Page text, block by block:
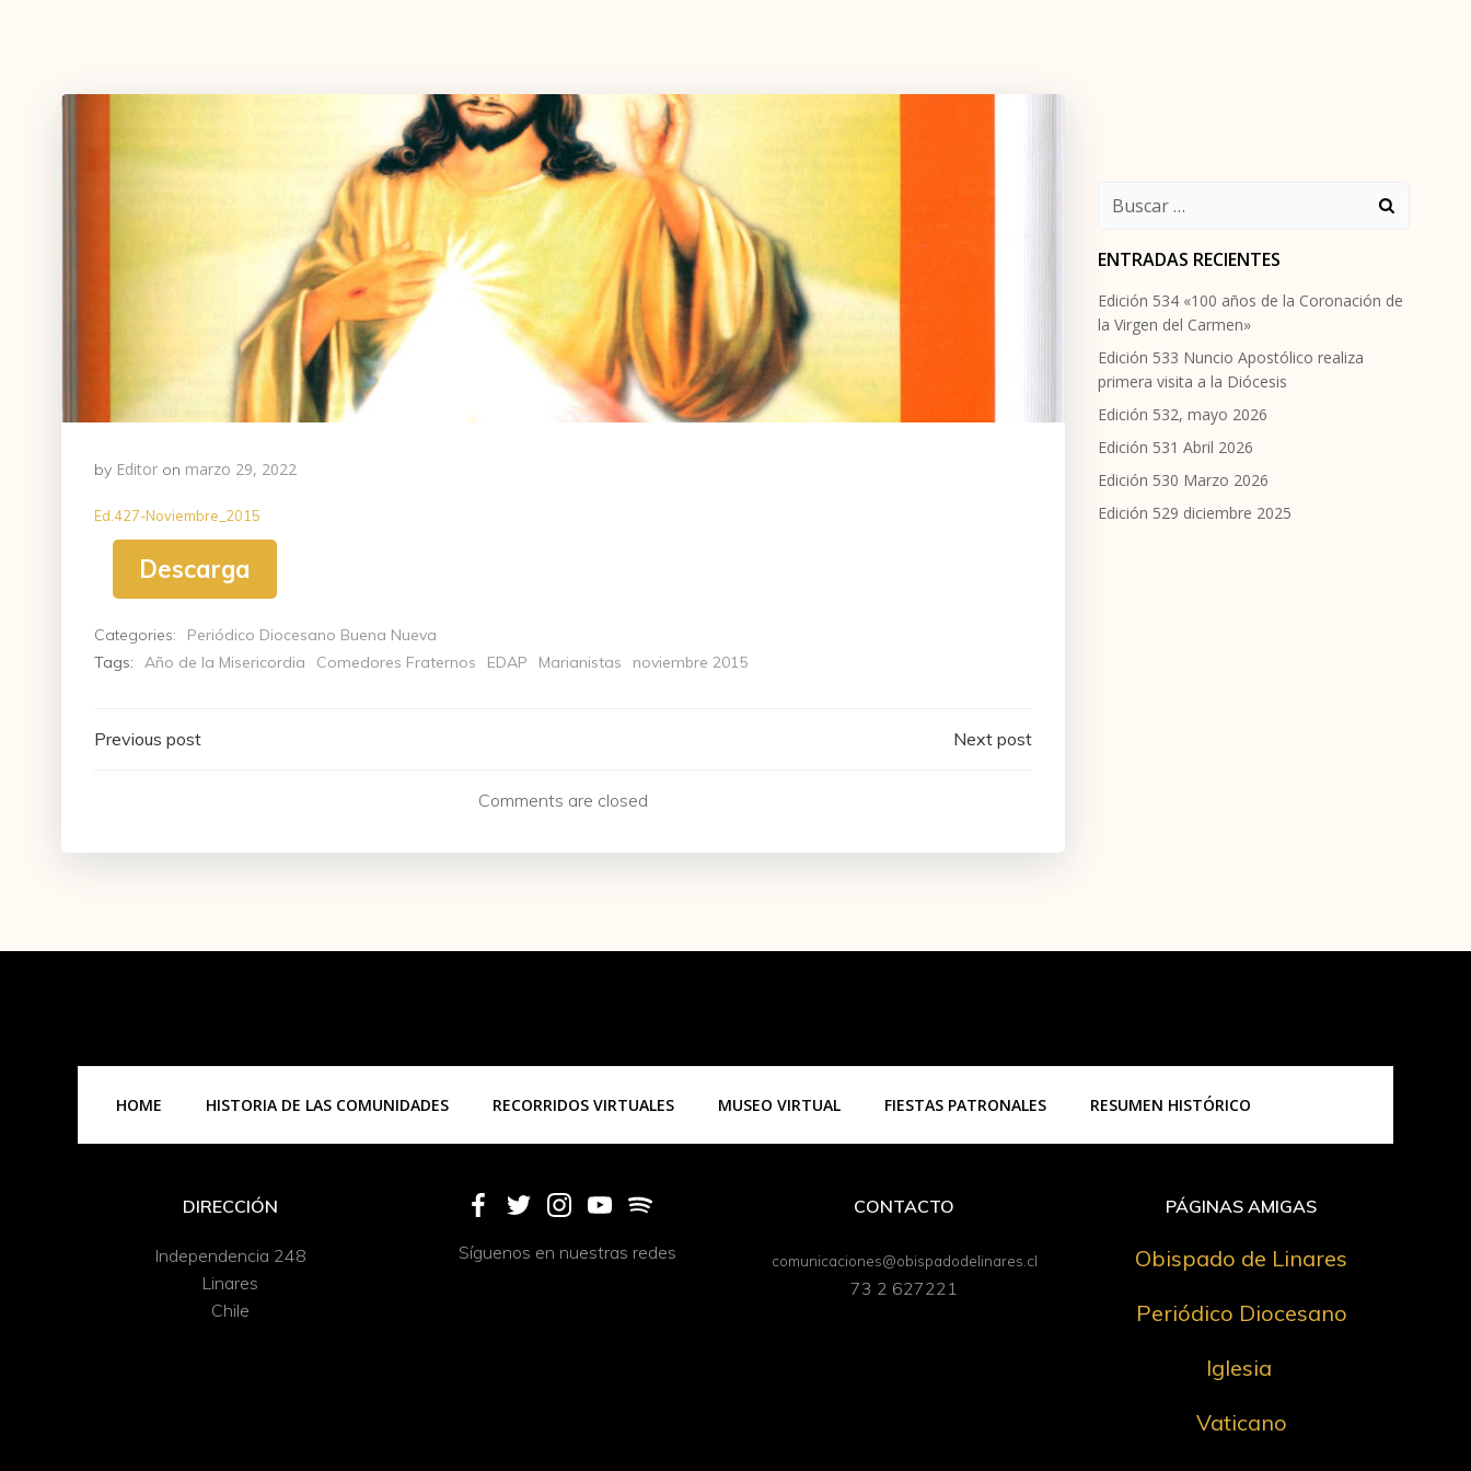
by Editor on marzo 29, 2022
Ed.427-Noviembre_2015
Descarga
Categories:
Periódico Diocesano Buena Nueva
Tags:
Año de la Misericordia Comedores Fraternos EDAP Marianistas noviembre 2015
Navegación
entradas
Previous post
de
entradas
Next post
Comments are closed
Buscar:
ENTRADAS RECIENTES
Edición 534 «100 años de la Coronación de
la Virgen del Carmen»
Edición 533 Nuncio Apostólico realiza
primera visita a la Diócesis
Edición 532, mayo 2026
Edición 531 Abril 2026
Edición 530 Marzo 2026
Edición 529 diciembre 2025
HOME HISTORIA DE LAS COMUNIDADES RECORRIDOS VIRTUALES MUSEO VIRTUAL FIESTAS PATRONALES RESUMEN HISTÓRICO
DIRECCIÓN
Independencia 248
Linares
Chile
Síguenos en nuestras redes
CONTACTO
comunicaciones@obispadodelinares.cl
73 2 627221
PÁGINAS AMIGAS
Obispado de Linares
Periódico Diocesano
Iglesia
Vaticano